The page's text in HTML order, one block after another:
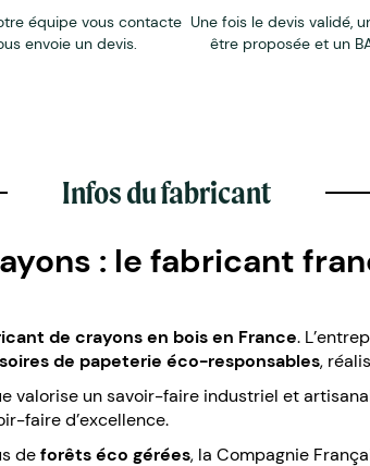
équipe vous contacte
envoie un devis.
Une fois le devis validé,
être proposée et un
Infos du fabricant
: le fabricant
de crayons en bois en France.
de papeterie éco-responsables,
valorise un savoir-faire industriel et
faire d’excellence.
deforêts éco gérées, la Compagnie